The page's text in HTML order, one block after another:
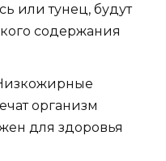
или тунец, будут
содержания
организм
для здоровья